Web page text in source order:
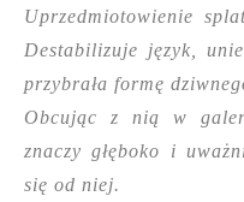
Uprzedmiotowienie
Destabilizuje język,
przybrała formę
Obcując z nią w
znaczy głęboko i
się od niej.